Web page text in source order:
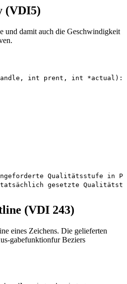
(VDI5)
und damit auch die Geschwindigkeit
int prent, int *actual):
Qualitätsstufe in
(VDI 243)
eines Zeichens. Die gelieferten
gabefunktionfur Beziers